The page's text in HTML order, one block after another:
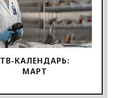
ТВ-КАЛЕНДАРЬ:
МАРТ